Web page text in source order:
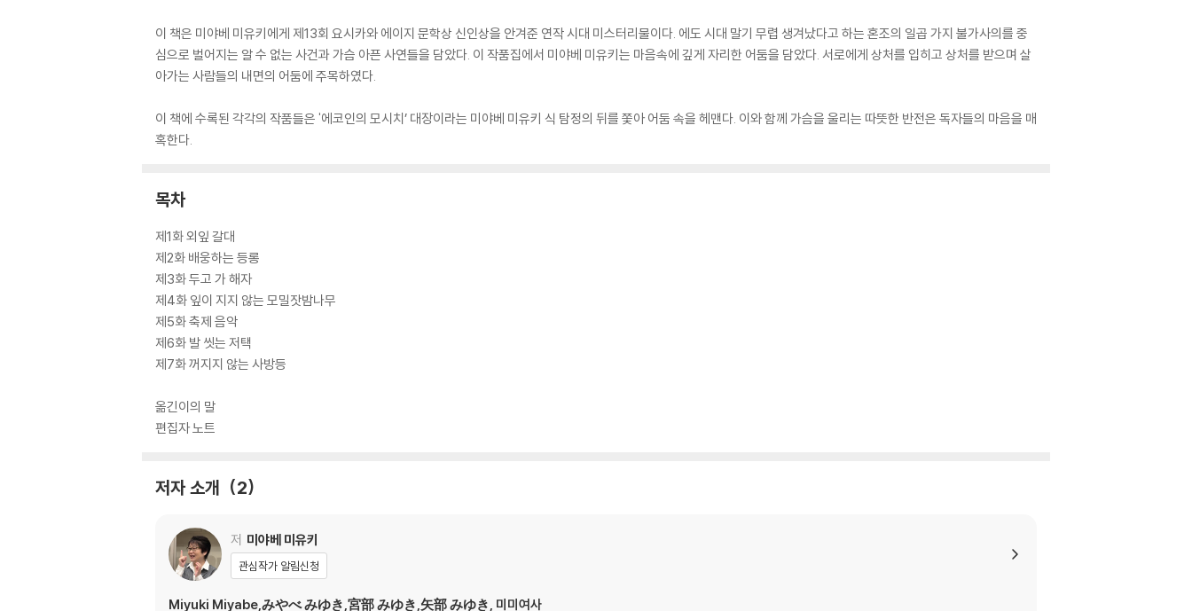
이 책은 미야베 미유키에게 제13회 요시카와 에이지 문학상 신인상을 안겨준 연작 시대 미스터리물이다. 에도 시대 말기 무렵 생겨났다고 하는 혼조의 일곱 가지 불가사의를 중
심으로 벌어지는 알 수 없는 사건과 가슴 아픈 사연들을 담았다. 이 작품집에서 미야베 미유키는 마음속에 깊게 자리한 어둠을 담았다. 서로에게 상처를 입히고 상처를 받으며 살
아가는 사람들의 내면의 어둠에 주목하였다.
이 책에 수록된 각각의 작품들은 '에코인의 모시치’ 대장이라는 미야베 미유키 식 탐정의 뒤를 쫓아 어둠 속을 헤맨다. 이와 함께 가슴을 울리는 따뜻한 반전은 독자들의 마음을 매
혹한다.
목차
제1화 외잎 갈대
제2화 배웅하는 등롱
제3화 두고 가 해자
제4화 잎이 지지 않는 모밀잣밤나무
제5화 축제 음악
제6화 발 씻는 저택
제7화 꺼지지 않는 사방등
옮긴이의 말
편집자 노트
저자 소개 2
저 미야베 미유키
관심작가 알림신청
Miyuki Miyabe,みやべ みゆき,宮部 みゆき,矢部 みゆき, 미미여사